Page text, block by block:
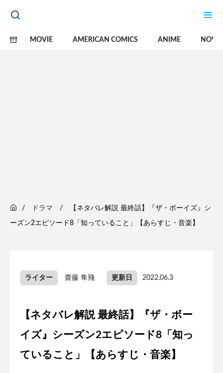
MOVIE AMERICAN COMICS ANIME
ドラマ 【ネタバレ解説 最終話】『ザ・ボーイズ』シ
ーズン2エピソード8「知っていること」【あらすじ・音楽】
ライター 齋藤 隼飛 更新日 2022.06.3
【ネタバレ解説 最終話】『ザ・ボー
イズ』シーズン2エピソード8「知っ
ていること」【あらすじ・音楽】